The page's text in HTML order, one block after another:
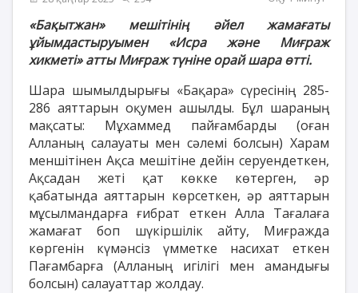
«Бақытжан» мешітінің әйел жамағаты
ұйымдастыруымен «Исра және Миғраж
хикметі» атты Миғраж түніне орай шара өтті.
Шара шымылдырығы «Бақара» сүресінің 285-
286 аяттарын оқумен ашылды. Бұл шараның
мақсаты: Мұхаммед пайғамбарды (оған
Алланың салауаты мен сәлемі болсын) Харам
меншітінен Ақса мешітіне дейін серуендеткен,
Ақсадан жеті қат көкке көтерген, әр
қабатында аяттарын көрсеткен, әр аяттарын
мұсылмандарға ғибрат еткен Алла Тағалаға
жамағат боп шүкіршілік айту, Миғражда
көргенін күмәнсіз үмметке насихат еткен
Пағамбарға (Алланың игілігі мен амандығы
болсын) салауаттар жолдау.